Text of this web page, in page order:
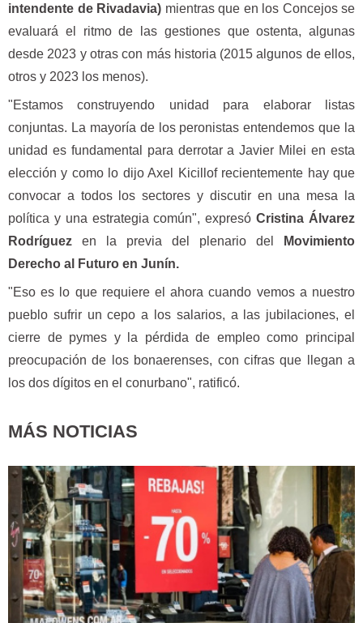
intendente de Rivadavia) mientras que en los Concejos se
evaluará el ritmo de las gestiones que ostenta, algunas
desde 2023 y otras con más historia (2015 algunos de ellos,
otros y 2023 los menos).
"Estamos construyendo unidad para elaborar listas
conjuntas. La mayoría de los peronistas entendemos que la
unidad es fundamental para derrotar a Javier Milei en esta
elección y como lo dijo Axel Kicillof recientemente hay que
convocar a todos los sectores y discutir en una mesa la
política y una estrategia común", expresóCristina Álvarez
Rodríguez en la previa del plenario del
Movimiento
Derecho al Futuro en Junín.
"Eso es lo que requiere el ahora cuando vemos a nuestro
pueblo sufrir un cepo a los salarios, a las jubilaciones, el
cierre de pymes y la pérdida de empleo como principal
preocupación de los bonaerenses, con cifras que llegan a
los dos dígitos en el conurbano", ratificó.
MÁS NOTICIAS